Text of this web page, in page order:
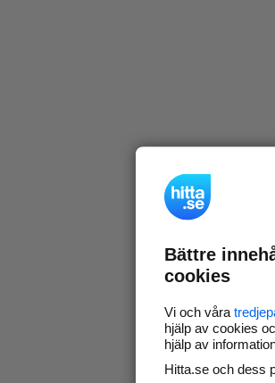
Bättre
cookies
Vi och våra
hjälp av cookies
hjälp av
Hitta.se och dess